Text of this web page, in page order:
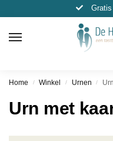
Home / Winkel / Urnen /
Urn met